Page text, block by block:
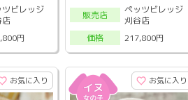
ツビレッジ
円
販売店
ペッツビレッジ
刈谷店
価格
217,800円
お気に入り お気に入り